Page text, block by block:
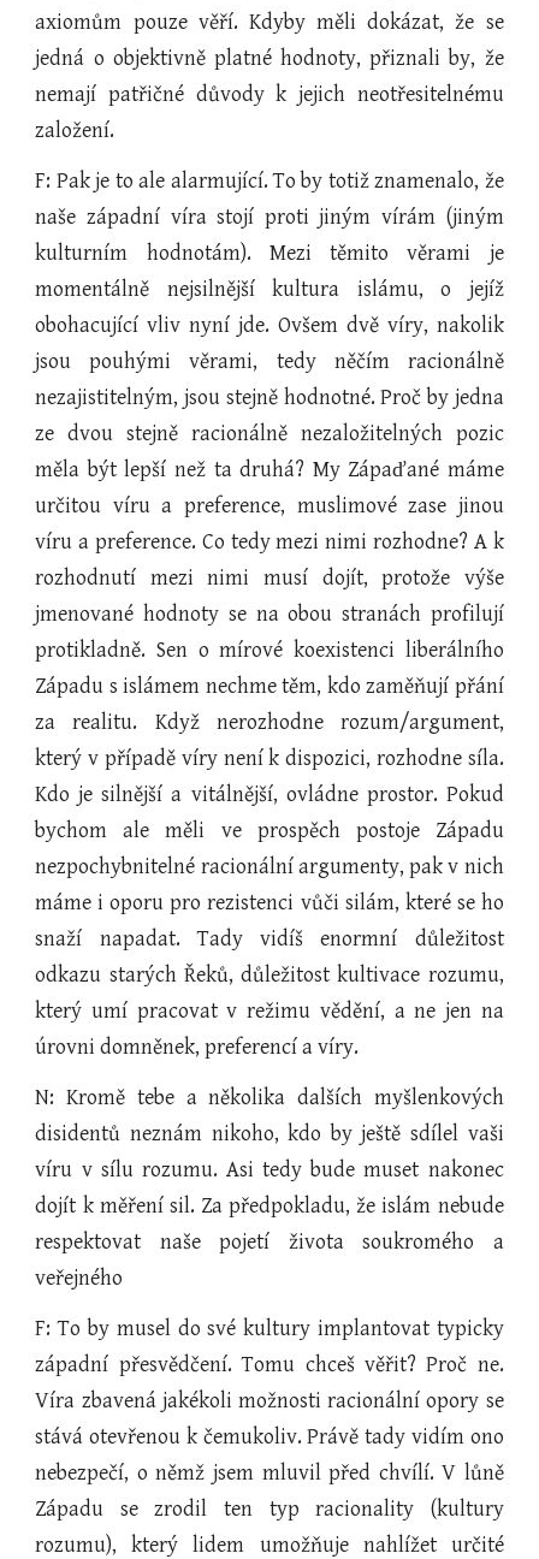
axiomům pouze věří. Kdyby měli dokázat, že se
jedná o objektivně platné hodnoty, přiznali by, že
nemají patřičné důvody k jejich neotřesitelnému
založení.
F: Pak je to ale alarmující. To by totiž znamenalo, že
naše západní víra stojí proti jiným vírám (jiným
kulturním hodnotám). Mezi těmito věrami je
momentálně nejsilnější kultura islámu, o jejíž
obohacující vliv nyní jde. Ovšem dvě víry, nakolik
jsou pouhými věrami, tedy něčím racionálně
nezajistitelným, jsou stejně hodnotné. Proč by jedna
ze dvou stejně racionálně nezaložitelných pozic
měla být lepší než ta druhá? My Zápaďané máme
určitou víru a preference, muslimové zase jinou
víru a preference. Co tedy mezi nimi rozhodne? A k
rozhodnutí mezi nimi musí dojít, protože výše
jmenované hodnoty se na obou stranách profilují
protikladně. Sen o mírové koexistenci liberálního
Západu s islámem nechme těm, kdo zaměňují přání
za realitu. Když nerozhodne rozum/argument,
který v případě víry není k dispozici, rozhodne síla.
Kdo je silnější a vitálnější, ovládne prostor. Pokud
bychom ale měli ve prospěch postoje Západu
nezpochybnitelné racionální argumenty, pak v nich
máme i oporu pro rezistenci vůči silám, které se ho
snaží napadat. Tady vidíš enormní důležitost
odkazu starých Řeků, důležitost kultivace rozumu,
který umí pracovat v režimu vědění, a ne jen na
úrovni domněnek, preferencí a víry.
N: Kromě tebe a několika dalších myšlenkových
disidentů neznám nikoho, kdo by ještě sdílel vaši
víru v sílu rozumu. Asi tedy bude muset nakonec
dojít k měření sil. Za předpokladu, že islám nebude
respektovat naše pojetí života soukromého a
veřejného
F: To by musel do své kultury implantovat typicky
západní přesvědčení. Tomu chceš věřit? Proč ne.
Víra zbavená jakékoli možnosti racionální opory se
stává otevřenou k čemukoliv. Právě tady vidím ono
nebezpečí, o němž jsem mluvil před chvílí. V lůně
Západu se zrodil ten typ racionality (kultury
rozumu), který lidem umožňuje nahlížet určité